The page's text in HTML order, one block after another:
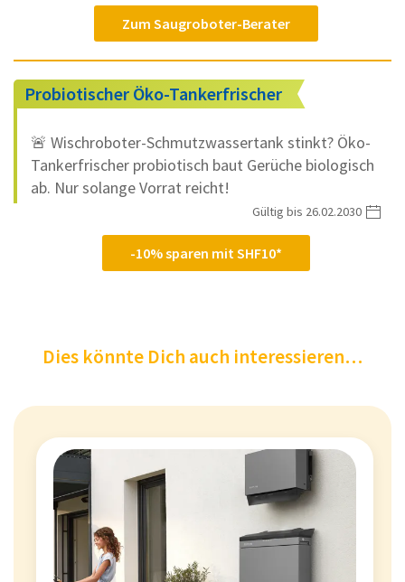
Zum Saugroboter-Berater
Probiotischer Öko-Tankerfrischer
🚨 Wischroboter-Schmutzwassertank stinkt? Öko-
Tankerfrischer probiotisch baut Gerüche biologisch
ab. Nur solange Vorrat reicht!
-10% sparen mit SHF10*
Gültig bis 26.02.2030
Dies könnte Dich auch interessieren…